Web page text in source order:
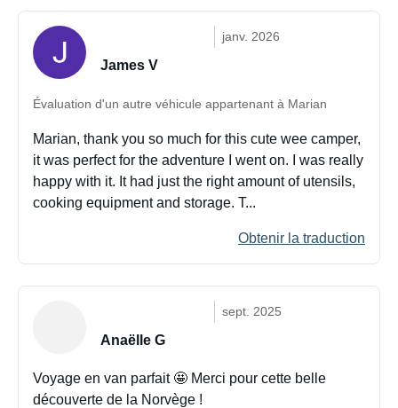
janv. 2026
James V
Évaluation d'un autre véhicule appartenant à Marian
Marian, thank you so much for this cute wee camper,
it was perfect for the adventure I went on. I was really
happy with it. It had just the right amount of utensils,
cooking equipment and storage. T...
Obtenir la traduction
sept. 2025
Anaëlle G
Voyage en van parfait 🤩 Merci pour cette belle
découverte de la Norvège !